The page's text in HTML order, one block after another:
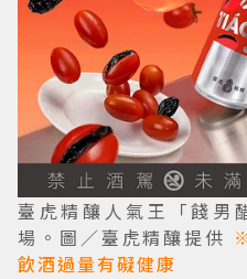
臺虎精釀人氣王「餞男
場。圖／臺虎精釀提供
飲酒過量有礙健康